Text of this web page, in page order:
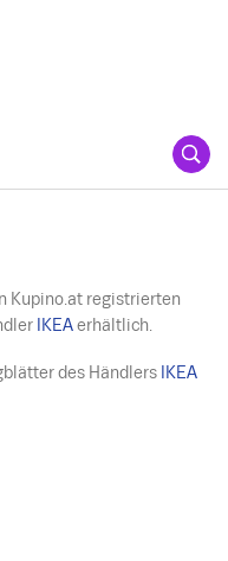
Kupino.at registrierten
IKEAerhältlich.
des Händlers IKEA